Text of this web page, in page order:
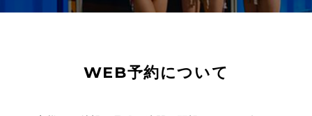
WEB予約について